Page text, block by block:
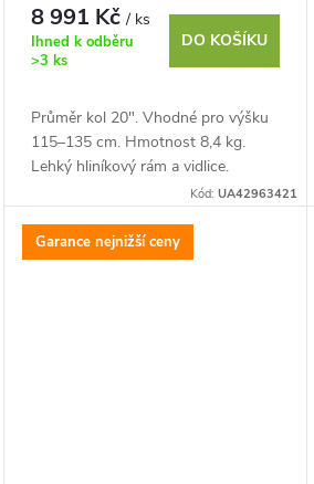
t
ů
k
8 991 Kč/ ks
Ihned k odběru
>3 ks
DO KOŠÍKU
Průměr kol 20". Vhodné pro výšku
115–135 cm. Hmotnost 8,4 kg.
Lehký hliníkový rám a vidlice.
Kombo řídítka v průměru 22 mm.
Kód:UA42963421
Garance nejnižší ceny